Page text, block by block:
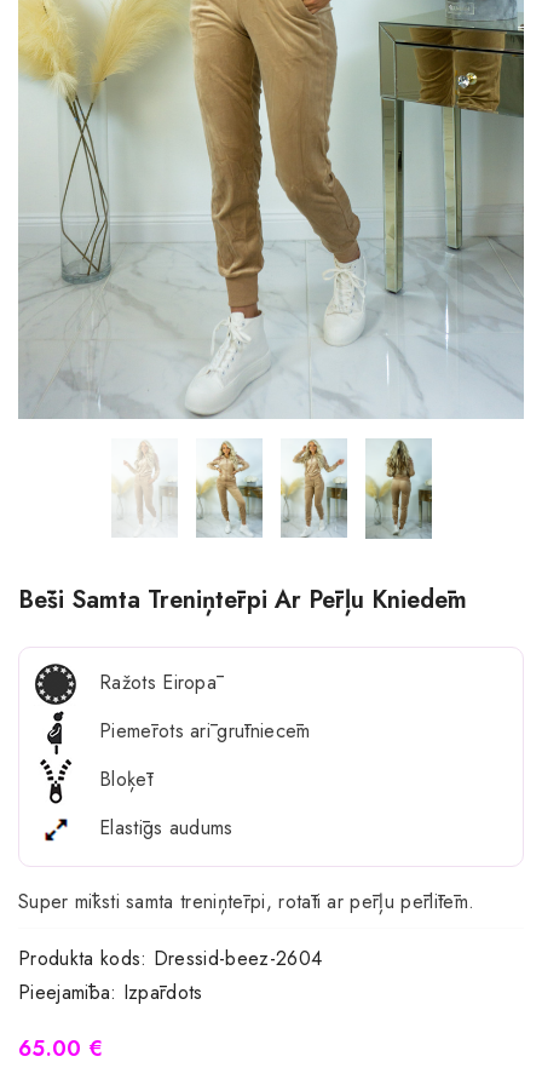
Bēši Samta Treniņtērpi Ar Pērļu Kniedēm
Ražots Eiropā
Piemērots arī grūtniecēm
Bloķēt
Elastīgs audums
Super mīksti samta treniņtērpi, rotāti ar pērļu pērlītēm.
Produkta kods: Dressid-beez-2604
Pieejamība: Izpārdots
65.00 €